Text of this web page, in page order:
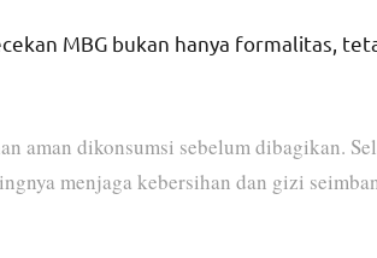
MBG bukan hanya formalitas,
aman dikonsumsi sebelum dibagikan.
menjaga kebersihan dan gizi